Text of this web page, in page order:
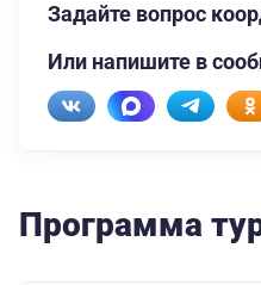
Задайте вопрос
Или напишите в
Программа